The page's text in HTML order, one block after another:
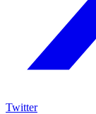
Twitter